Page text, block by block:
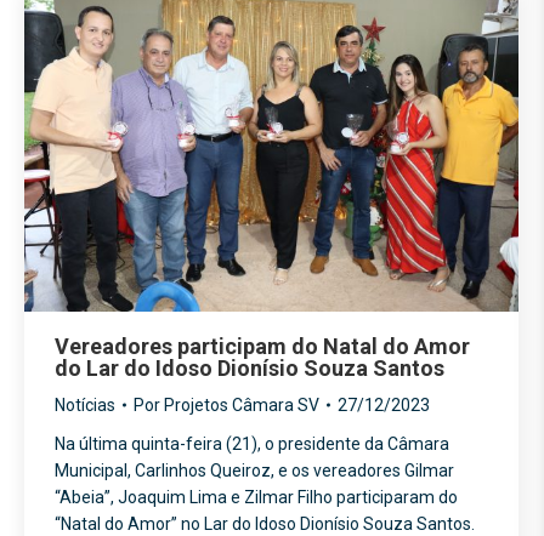
Vereadores participam do Natal do Amor
do Lar do Idoso Dionísio Souza Santos
Notícias Por Projetos Câmara SV
27/12/2023
Na última quinta-feira (21), o presidente da Câmara
Municipal, Carlinhos Queiroz, e os vereadores Gilmar
“Abeia”, Joaquim Lima e Zilmar Filho participaram do
“Natal do Amor” no Lar do Idoso Dionísio Souza Santos.